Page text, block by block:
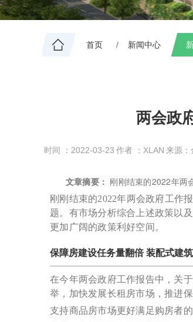
两会政
时间 ：2022-03-23 作者 ：XLAN 来源：
文章摘要： 刚刚结束的2022年两
刚刚结束的2022年两会政府工作
题。有市场分析综合上述政策以
更加广阔的政策利好空间。
保障房建设任务量翻倍 装配式建
在今年两会政府工作报告中，关于
举，加快发展长租房市场，推进保
支持商品房市场更好满足购房者
首页 新闻中心